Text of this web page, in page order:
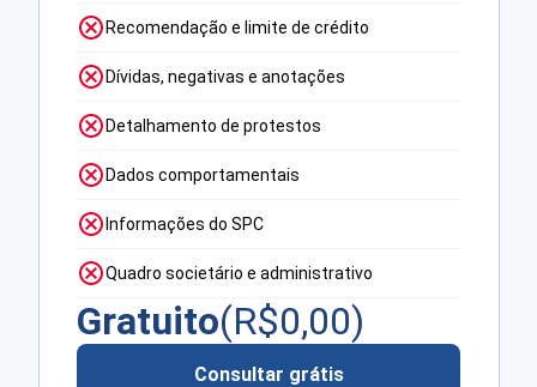
Recomendação e limite de crédito
Dívidas, negativas e anotações
Detalhamento de protestos
Dados comportamentais
Informações do SPC
Quadro societário e administrativo
Gratuito(R$0,00)
Consultar grátis